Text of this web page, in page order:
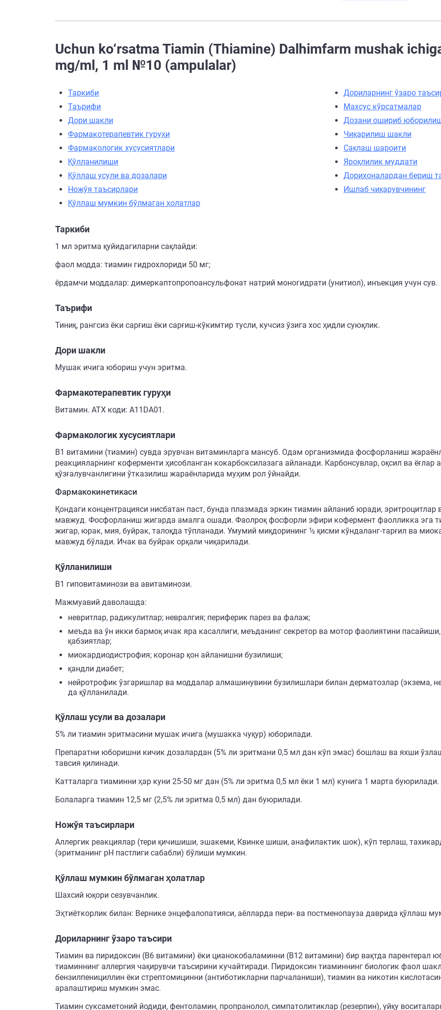
Uchun ko‘rsatma Tiamin (Thiamine) Dalhimfarm mushak
mg/ml, 1 ml №10 (ampulalar)
Таркиби
Таърифи
Дори шакли
Фармакотерапевтик гуруҳи
Фармакологик хусусиятлари
Қўлланилиши
Қўллаш усули ва дозалари
Ножўя таъсирлари
Қўллаш мумкин бўлмаган ҳолатлар
Дориларнинг ўзаро
Махсус кўрсатмалар
Дозани ошириб
Чиқарилиш шакли
Сақлаш шароити
Яроқлилик муддати
Дорихоналардан бериш
Ишлаб чиқарувчининг
Таркиби
1 мл эритма қуйидагиларни сақлайди:
фаол модда: тиамин гидрохлориди 50 мг;
ёрдамчи моддалар: димеркаптопропоансульфонат натрий моногидрати (унитиол), инъекция учун сув.
Таърифи
Тиниқ, рангсиз ёки сарғиш ёки сарғиш-кўкимтир тусли, кучсиз ўзига хос ҳидли суюқлик.
Дори шакли
Мушак ичига юбориш учун эритма.
Фармакотерапевтик гуруҳи
Витамин. АТХ коди: A11DA01.
Фармакологик хусусиятлари
В1 витамини (тиамин) сувда эрувчан витаминларга мансуб. Одам организмида фосфорланиш
реакцияларнинг коферменти ҳисобланган кокарбоксилазага айланади. Карбонсувлар, оқсил ва
қўзғалувчанлигини ўтказилиш жараёнларида муҳим рол ўйнайди.
Фармакокинетикаси
Қондаги концентрацияси нисбатан паст, бунда плазмада эркин тиамин айланиб юради,
мавжуд. Фосфорланиш жигарда амалга ошади. Фаолроқ фосфорли эфири кофермент фаолликка эга
жигар, юрак, мия, буйрак, талоқда тўпланади. Умумий миқдорининг ½ қисми кўндаланг-тарғил ва
мавжуд бўлади. Ичак ва буйрак орқали чиқарилади.
Қўлланилиши
В1 гиповитаминози ва авитаминози.
Мажмуавий даволашда:
невритлар, радикулитлар; невралгия; периферик парез ва фалаж;
меъда ва ўн икки бармоқ ичак яра касаллиги, меъданинг секретор ва мотор фаолиятини
қабзиятлар;
миокардиодистрофия; коронар қон айланишни бузилиши;
қандли диабет;
нейротрофик ўзгаришлар ва моддалар алмашинувини бузилишлари билан дерматозлар (экзема,
да қўлланилади.
Қўллаш усули ва дозалари
5% ли тиамин эритмасини мушак ичига (мушакка чуқур) юборилади.
Препаратни юборишни кичик дозалардан (5% ли эритмани 0,5 мл дан кўп эмас) бошлаш ва яхши
тавсия қилинади.
Катталарга тиаминни ҳар куни 25-50 мг дан (5% ли эритма 0,5 мл ёки 1 мл) кунига 1 марта
Болаларга тиамин 12,5 мг (2,5% ли эритма 0,5 мл) дан буюрилади.
Ножўя таъсирлари
Аллергик реакциялар (тери қичишиши, эшакеми, Квинке шиши, анафилактик шок), кўп терлаш,
(эритманинг рН пастлиги сабабли) бўлиши мумкин.
Қўллаш мумкин бўлмаган ҳолатлар
Шахсий юқори сезувчанлик.
Эҳтиёткорлик билан: Вернике энцефалопатияси, аёлларда пери- ва постменопауза даврида қўллаш
Дориларнинг ўзаро таъсири
Тиамин ва пиридоксин (В6 витамини) ёки цианокобаламинни (В12 витамини) бир вақтда парентерал
тиаминнинг аллергия чақирувчи таъсирини кучайтиради. Пиридоксин тиаминнинг биологик фаол
бензилпенициллин ёки стрептомицинни (антиботикларни парчаланиши), тиамин ва никотин
аралаштириш мумкин эмас.
Тиамин суксаметоний йодиди, фентоламин, пропранолол, симпатолитиклар (резерпин), уйқу